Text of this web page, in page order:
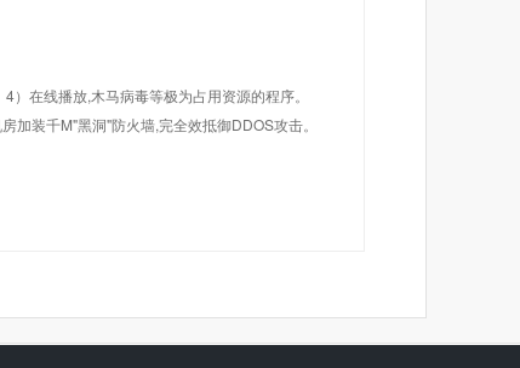
在线播放,木马病毒等极为占用资源的程序。
装千M"黑洞"防火墙,完全效抵御DDOS攻击。